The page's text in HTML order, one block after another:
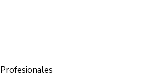
Profesionales